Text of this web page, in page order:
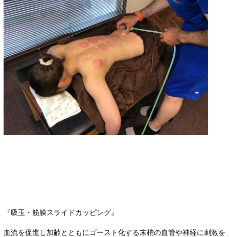
『吸玉・筋膜スライドカッピング』
血流を促進し加齢とともにゴースト化する末梢の血管や神経に刺激を